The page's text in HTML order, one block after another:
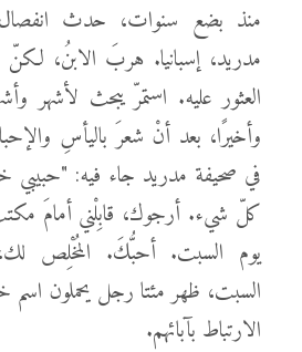
منذ بضع سنوات، حدث
مدريد، إسبانيا. هربَ الابنُ،
العثور عليه. استمرّ يبحث
وأخيرًا، بعد أنْ شعرَ باليأسِ
في صحيفة مدريد جاء فيه:
كلّ شيء. أرجوك، قابِلْني أمامَ
يوم السبت. أحبُّكَ. المُخْلِص
السبت، ظهر مئتا رجل يحملون اسم
الارتباط بآبائهم.